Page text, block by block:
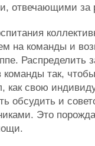
отвечающими за
на команды и
команды так,
как свою
обсудить и
Это